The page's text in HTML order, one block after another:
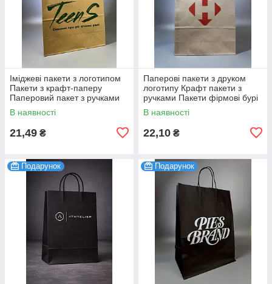
Іміджеві пакети з логотипом
Пакети з крафт-паперу
Паперовий пакет з ручками
бурі 250х350х150 мм 100 шт.
В наявності
21,49 ₴
Паперові пакети з друком
логотипу Крафт пакети з
ручками Пакети фірмові бурі
320х420х150 мм 100 шт.
В наявності
22,10 ₴
Подарунок Подарунок